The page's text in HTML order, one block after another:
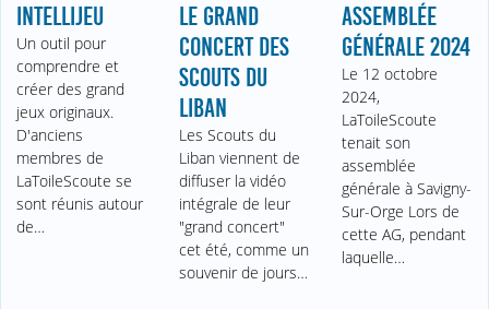
INTELLIJEU
Un outil pour
comprendre et
créer des grand
jeux originaux.
D'anciens
membres de
LaToileScoute se
sont réunis autour
de…
LE GRAND
CONCERT DES
SCOUTS DU
LIBAN
Les Scouts du
Liban viennent de
diffuser la vidéo
intégrale de leur
"grand concert"
cet été, comme un
souvenir de jours…
ASSEMBLÉE
GÉNÉRALE 2024
Le 12 octobre
2024,
LaToileScoute
tenait son
assemblée
générale à Savigny-
Sur-Orge Lors de
cette AG, pendant
laquelle…